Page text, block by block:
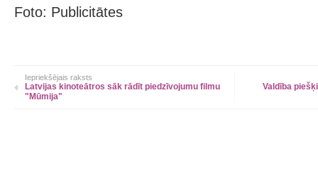
Foto: Publicitātes
Iepriekšējais raksts
Latvijas kinoteātros sāk rādīt piedzīvojumu filmu
"Mūmija"
Valdība